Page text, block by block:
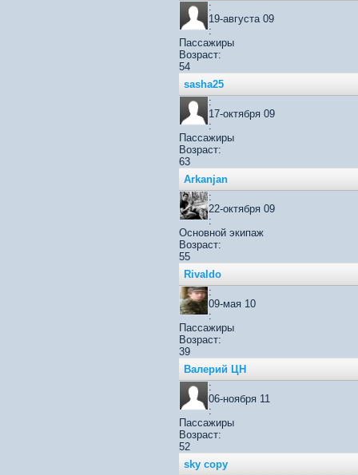
:
19-августа 09
:
Пассажиры
Возраст:
54
sasha25
:
17-октября 09
:
Пассажиры
Возраст:
63
Arkanjan
:
22-октября 09
:
Основной экипаж
Возраст:
55
Rivaldo
:
09-мая 10
:
Пассажиры
Возраст:
39
Валерий ЦН
:
06-ноября 11
:
Пассажиры
Возраст:
52
sky copy